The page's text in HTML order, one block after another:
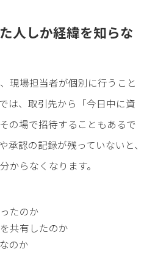
人しか経緯を知らな
現場担当者が個別に行うこと
は、取引先から「今日中に資
の場で招待することもあるで
承認の記録が残っていないと、
からなくなります。
たのか
共有したのか
のか